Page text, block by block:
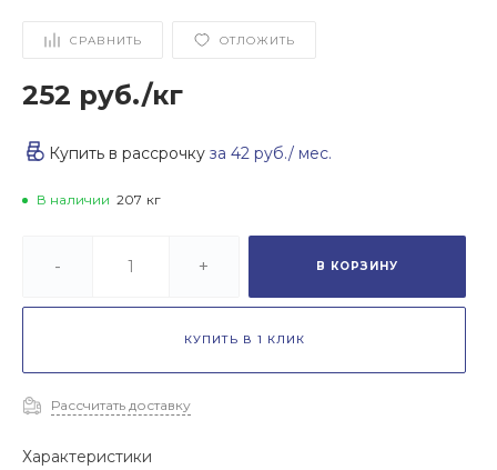
СРАВНИТЬ ОТЛОЖИТЬ
252 руб./кг
Купить в рассрочку за 42 руб./ мес.
В наличии 207 кг
- + В КОРЗИНУ
КУПИТЬ В 1 КЛИК
Рассчитать доставку
Характеристики